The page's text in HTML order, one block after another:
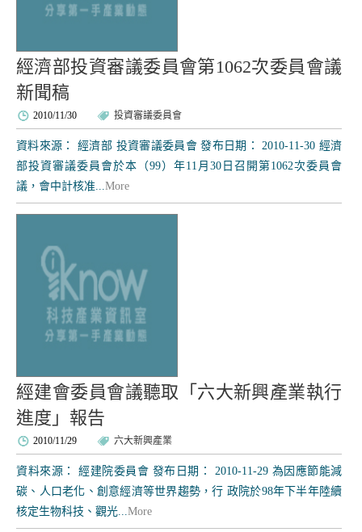
經濟部投資審議委員會第1062次委員會議
新聞稿
2010/11/30 投資審議委員會
資料來源： 經濟部 投資審議委員會 發布日期： 2010-11-30 經濟
部投資審議委員會於本（99）年11月30日召開第1062次委員會
議，會中計核准...More
經建會委員會議聽取「六大新興產業執行
進度」報告
2010/11/29 六大新興產業
資料來源： 經建院委員會 發布日期： 2010-11-29 為因應節能減
碳、人口老化、創意經濟等世界趨勢，行 政院於98年下半年陸續
核定生物科技、觀光...More